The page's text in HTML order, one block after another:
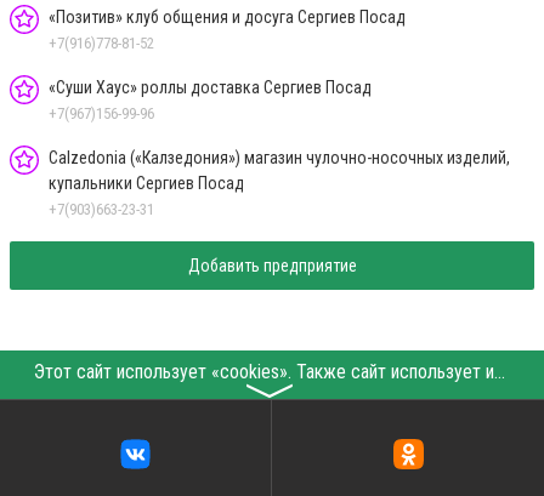
«Позитив» клуб общения и досуга Сергиев Посад
+7(916)778-81-52
«Суши Хаус» роллы доставка Сергиев Посад
+7(967)156-99-96
Calzedonia («Калзедония») магазин чулочно-носочных изделий,
купальники Сергиев Посад
+7(903)663-23-31
Добавить предприятие
Этот сайт использует «cookies». Также сайт использует интернет-сервис для сбора технических данных касательно посетителей с целью получения маркетинговой и статистической информации. Условия обработки данных посетителей сайта см.
〉